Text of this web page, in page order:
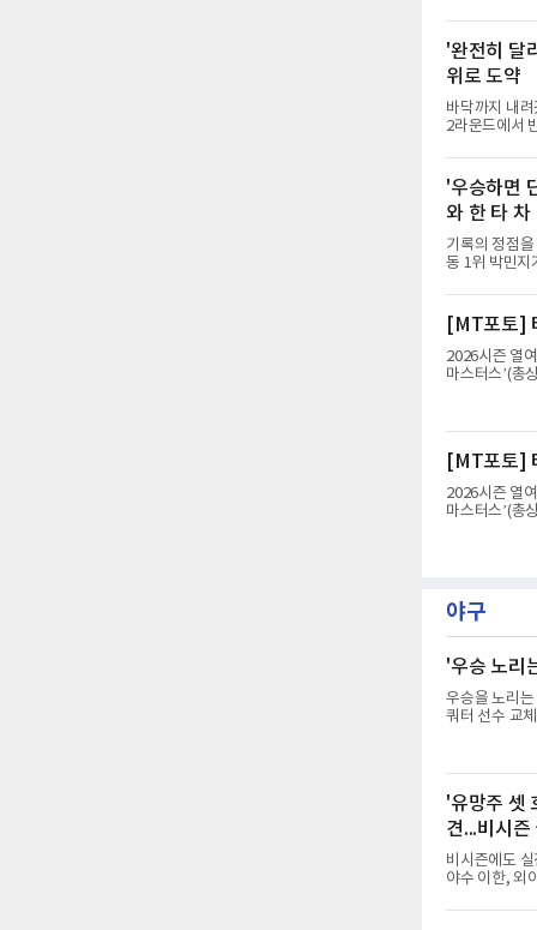
를 쳤다. 전날
파 125타로,
우승 상금은
투어에서 활
거뒀다.
'완전히 달
위로 도약
바닥까지 내
2라운드에서
상금 10억 원)
합계 1언더파
38위로 컷을
1라운드에서
에 머물러 컷
'우승하면
와 한 타 차
기록의 정점
동 1위 박민지
에서 버디 8개
위에 머물렀
이름을 올렸
5월 sh수협은
하면 KLPGA
[MT포토]
2026시즌 열
마스터스’(총
[MT포토]
2026시즌 열
마스터스’(총
야구
'우승 노리
우승을 노리
쿼터 선수 교
은 이렇다. 우
지 1군에서
오이식스 니
겼다. 그는 치
'유망주 셋
견...비시즌
비시즌에도
야수 이한, 외
월 귀국한다.